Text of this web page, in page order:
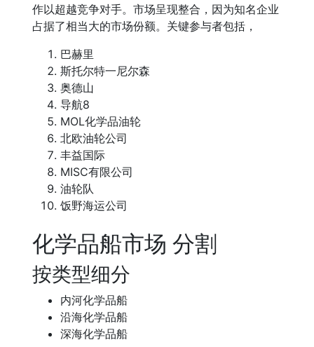
作以超越竞争对手。市场呈现整合，因为知名企业
占据了相当大的市场份额。关键参与者包括，
巴赫里
斯托尔特一尼尔森
奥德山
导航8
MOL化学品油轮
北欧油轮公司
丰益国际
MISC有限公司
油轮队
饭野海运公司
化学品船市场 分割
按类型细分
内河化学品船
沿海化学品船
深海化学品船